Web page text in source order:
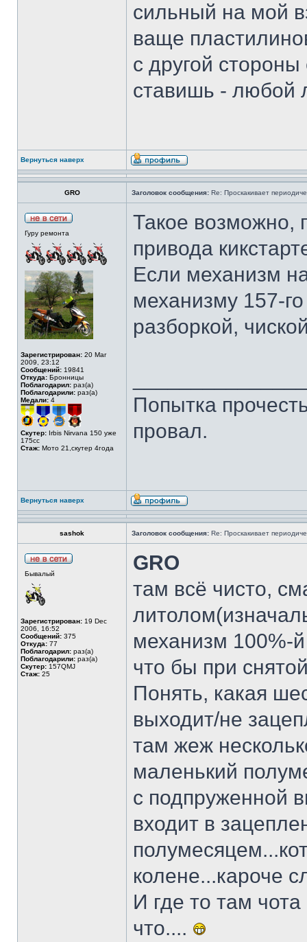
сильный на мой
ваще
с другой
ставишь - любой
Вернуться наверх
GRO Заголовок сообщения: Re: Проскакивает
Гуру ремонта
Зарегистрирован: 20 Mar
2009, 23:12
Сообщений: 19841
Откуда: Бронницы
Поблагодарил: раз(а)
Поблагодарили: раз(а)
Медали: 4
Скутер: Irbis Nirvana 150 уже
175сс
Стаж: Мото 21,скутер 4года
Такое возможно,
привода
Если механизм
механизму 157-
разборкой,
Попытка
провал.
Вернуться наверх
sashok Заголовок сообщения: Re: Проскакивает
Бывалый
Зарегистрирован: 19 Dec
2006, 16:52
Сообщений: 375
Откуда: 77
Поблагодарил: раз(а)
Поблагодарили: раз(а)
Скутер: 157QMJ
Стаж: 25
GRO
там всё чисто,
механизм 100%-
что бы при
Понять, какая
выходит/не
там жеж
маленький
с подпруженной
входит в
колене...кароче
И где то там
что....